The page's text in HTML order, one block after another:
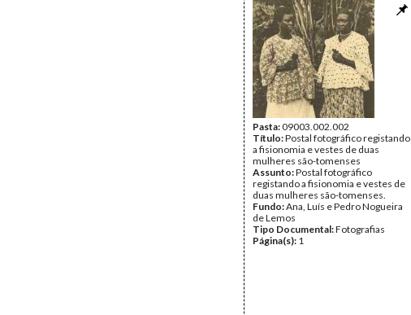
Pasta:09003.002.002
Título:Postal fotográfico registando
a fisionomia e vestes de duas
mulheres são-tomenses
Assunto:Postal fotográfico
registando a fisionomia e vestes de
duas mulheres são-tomenses.
Fundo:Ana, Luís e Pedro Nogueira
de Lemos
Tipo Documental:Fotografias
Página(s): 1